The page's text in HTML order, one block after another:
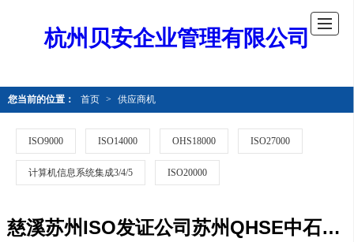
杭州贝安企业管理有限公司
您当前的位置： 首页 > 供应商机
ISO9000 ISO14000 OHS18000 ISO27000
计算机信息系统集成3/4/5 ISO20000
慈溪苏州ISO发证公司苏州QHSE中石油咨询